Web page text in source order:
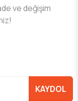
ve değişim
KAYDOL